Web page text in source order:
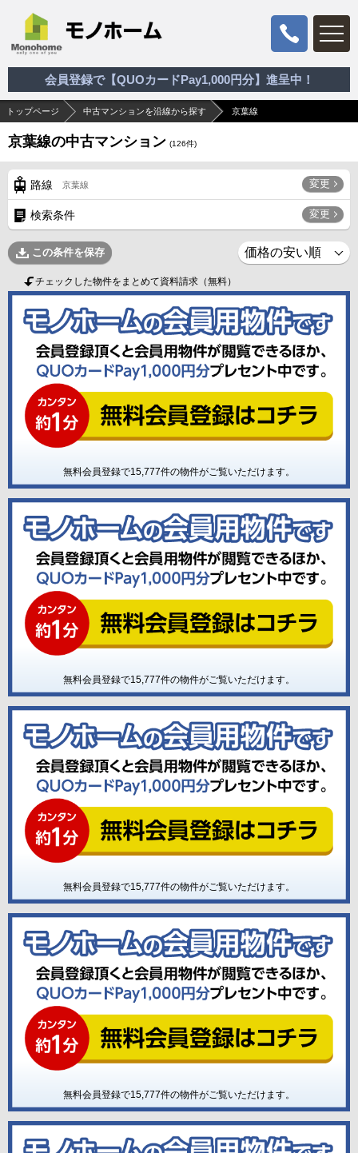
会員登録で【QUOカードPay1,000円分】進呈中！
トップページ 中古マンションを沿線から探す 京葉線
京葉線の中古マンション (126件)
路線 京葉線 変更
検索条件 変更
この条件を保存
チェックした物件をまとめて資料請求（無料）
無料会員登録で15,777件の物件がご覧いただけます。
無料会員登録で15,777件の物件がご覧いただけます。
無料会員登録で15,777件の物件がご覧いただけます。
無料会員登録で15,777件の物件がご覧いただけます。